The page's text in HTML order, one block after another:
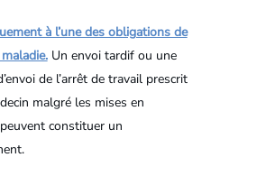
à l’une des obligations de
Un envoi tardif ou une
de l’arrêt de travail prescrit
malgré les mises en
constituer un